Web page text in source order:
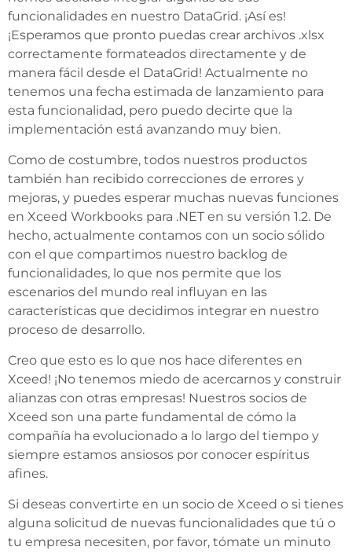
funcionalidades en nuestro DataGrid. ¡Así es!
¡Esperamos que pronto puedas crear archivos .xlsx
correctamente formateados directamente y de
manera fácil desde el DataGrid! Actualmente no
tenemos una fecha estimada de lanzamiento para
esta funcionalidad, pero puedo decirte que la
implementación está avanzando muy bien.
Como de costumbre, todos nuestros productos
también han recibido correcciones de errores y
mejoras, y puedes esperar muchas nuevas funciones
en Xceed Workbooks para .NET en su versión 1.2. De
hecho, actualmente contamos con un socio sólido
con el que compartimos nuestro backlog de
funcionalidades, lo que nos permite que los
escenarios del mundo real influyan en las
características que decidimos integrar en nuestro
proceso de desarrollo.
Creo que esto es lo que nos hace diferentes en
Xceed! ¡No tenemos miedo de acercarnos y construir
alianzas con otras empresas! Nuestros socios de
Xceed son una parte fundamental de cómo la
compañía ha evolucionado a lo largo del tiempo y
siempre estamos ansiosos por conocer espíritus
afines.
Si deseas convertirte en un socio de Xceed o si tienes
alguna solicitud de nuevas funcionalidades que tú o
tu empresa necesiten, por favor, tómate un minuto